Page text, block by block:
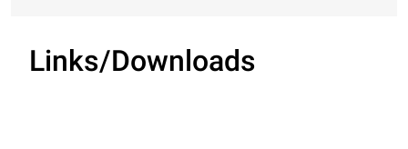
Links/Downloads